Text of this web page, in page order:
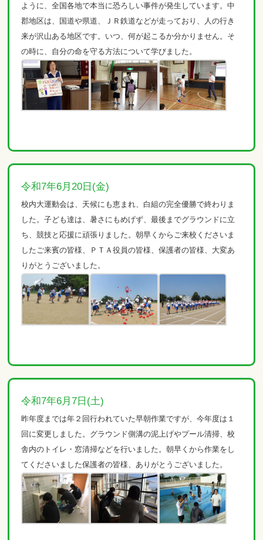
ように、全国各地で本当に恐ろしい事件が発生しています。中
郡地区は、国道や県道、ＪＲ鉄道などが走っており、人の行き
来が沢山ある地区です。いつ、何が起こるか分かりません。そ
の時に、自分の命を守る方法について学びました。
令和7年6月20日(金)
校内大運動会は、天候にも恵まれ、白組の完全優勝で終わりま
した。子ども達は、暑さにもめげず、最後までグラウンドに立
ち、競技と応援に頑張りました。朝早くからご来校くださいま
したご来賓の皆様、ＰＴＡ役員の皆様、保護者の皆様、大変あ
りがとうございました。
令和7年6月7日(土)
昨年度までは年２回行われていた早朝作業ですが、今年度は１
回に変更しました。グラウンド側溝の泥上げやプール清掃、校
舎内のトイレ・窓清掃などを行いました。朝早くから作業をし
てくださいました保護者の皆様、ありがとうございました。